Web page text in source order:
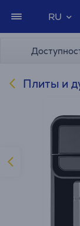
RU
Плиты и